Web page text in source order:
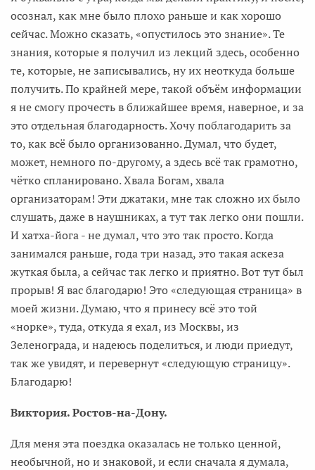
осознал, как мне было плохо раньше и как хорошо
сейчас. Можно сказать, «опустилось это знание». Те
знания, которые я получил из лекций здесь, особенно
те, которые, не записывались, ну их неоткуда больше
получить. По крайней мере, такой объём информации
я не смогу прочесть в ближайшее время, наверное, и за
это отдельная благодарность. Хочу поблагодарить за
то, как всё было организованно. Думал, что будет,
может, немного по-другому, а здесь всё так грамотно,
чётко спланировано. Хвала Богам, хвала
организаторам! Эти джатаки, мне так сложно их было
слушать, даже в наушниках, а тут так легко они пошли.
И хатха-йога - не думал, что это так просто. Когда
занимался раньше, года три назад, это такая аскеза
жуткая была, а сейчас так легко и приятно. Вот тут был
прорыв! Я вас благодарю! Это «следующая страница» в
моей жизни. Думаю, что я принесу всё это той
«норке», туда, откуда я ехал, из Москвы, из
Зеленограда, и надеюсь поделиться, и люди приедут,
так же увидят, и перевернут «следующую страницу».
Благодарю!
Виктория. Ростов-на-Дону.
Для меня эта поездка оказалась не только ценной,
необычной, но и знаковой, и если сначала я думала,